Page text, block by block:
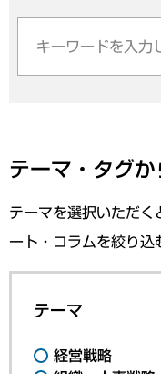
テーマ・タグ
テーマを選択いただ
ート・コラムを絞り込
テーマ
経営戦略